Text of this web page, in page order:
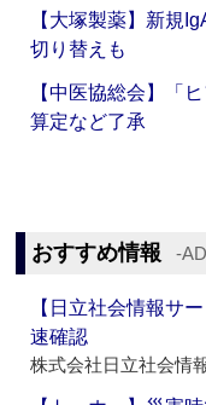
【大塚製薬】新規
切り替えも
【中医協総会】「
算定など了承
おすすめ情報
【日立社会情報サ
速確認
株式会社日立社会情